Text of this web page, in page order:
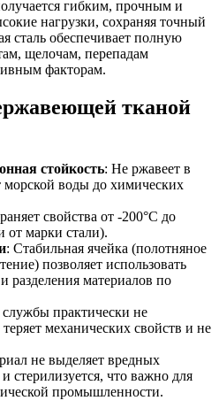
гибким, прочным и
нагрузки, сохраняя точный
сталь обеспечивает полную
щелочам, перепадам
факторам.
тканой
стойкость: Не ржавеет в
воды до химических
свойства от -200°C до
от марки стали).
: Стабильная ячейка (полотняное
позволяет использовать
разделения материалов по
практически не
механических свойств и не
не выделяет вредных
стерилизуется, что важно для
промышленности.